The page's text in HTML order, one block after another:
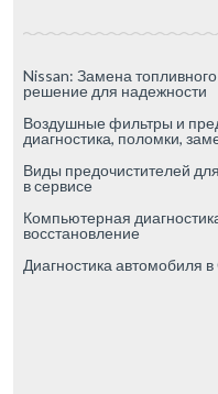
Nissan: Замена
решение для надежности
Воздушные фильтры и
диагностика, поломки,
Виды предочистителей
в сервисе
Компьютерная
восстановление
Диагностика автомобиля